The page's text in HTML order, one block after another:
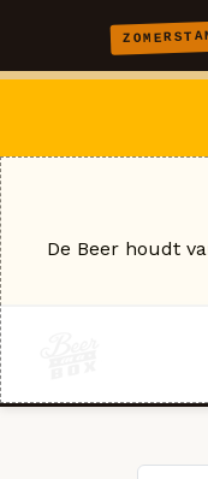
De Beer houdt